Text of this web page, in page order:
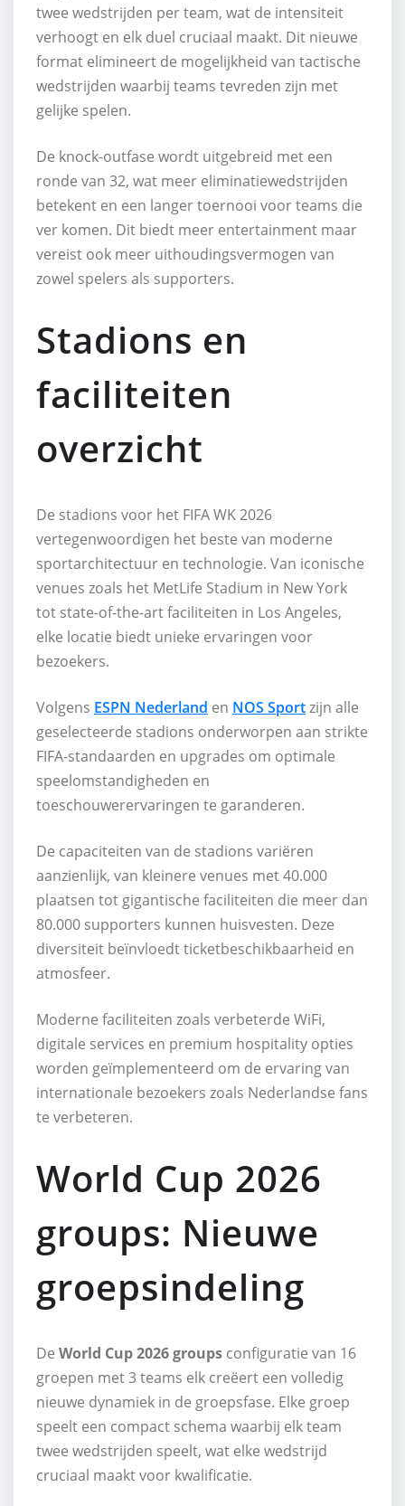
twee wedstrijden per team, wat de intensiteit
verhoogt en elk duel cruciaal maakt. Dit nieuwe
format elimineert de mogelijkheid van tactische
wedstrijden waarbij teams tevreden zijn met
gelijke spelen.
De knock-outfase wordt uitgebreid met een
ronde van 32, wat meer eliminatiewedstrijden
betekent en een langer toernooi voor teams die
ver komen. Dit biedt meer entertainment maar
vereist ook meer uithoudingsvermogen van
zowel spelers als supporters.
Stadions en
faciliteiten
overzicht
De stadions voor het FIFA WK 2026
vertegenwoordigen het beste van moderne
sportarchitectuur en technologie. Van iconische
venues zoals het MetLife Stadium in New York
tot state-of-the-art faciliteiten in Los Angeles,
elke locatie biedt unieke ervaringen voor
bezoekers.
Volgens ESPN Nederland en NOS Sportzijn alle
geselecteerde stadions onderworpen aan strikte
FIFA-standaarden en upgrades om optimale
speelomstandigheden en
toeschouwerervaringen te garanderen.
De capaciteiten van de stadions variëren
aanzienlijk, van kleinere venues met 40.000
plaatsen tot gigantische faciliteiten die meer dan
80.000 supporters kunnen huisvesten. Deze
diversiteit beïnvloedt ticketbeschikbaarheid en
atmosfeer.
Moderne faciliteiten zoals verbeterde WiFi,
digitale services en premium hospitality opties
worden geïmplementeerd om de ervaring van
internationale bezoekers zoals Nederlandse fans
te verbeteren.
World Cup 2026
groups: Nieuwe
groepsindeling
De World Cup 2026 groups configuratie van 16
groepen met 3 teams elk creëert een volledig
nieuwe dynamiek in de groepsfase. Elke groep
speelt een compact schema waarbij elk team
twee wedstrijden speelt, wat elke wedstrijd
cruciaal maakt voor kwalificatie.